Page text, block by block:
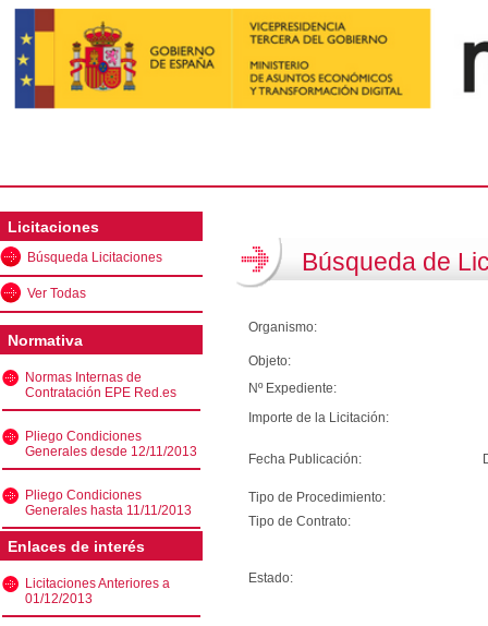
Licitaciones
Búsqueda Licitaciones
Ver Todas
Normativa
Normas Internas de
Contratación EPE Red.es
Pliego Condiciones
Generales desde 12/11/2013
Pliego Condiciones
Generales hasta 11/11/2013
Enlaces de interés
Licitaciones Anteriores a
01/12/2013
Búsqueda de
Organismo:
Objeto:
Nº Expediente:
Importe de la Licitación:
Fecha Publicación:
Tipo de Procedimiento:
Tipo de Contrato:
Estado: